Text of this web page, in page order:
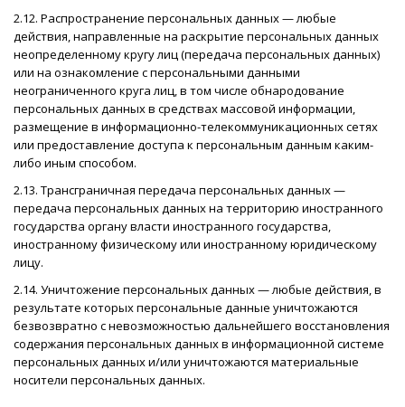
2.12. Распространение персональных данных — любые
действия, направленные на раскрытие персональных данных
неопределенному кругу лиц (передача персональных данных)
или на ознакомление с персональными данными
неограниченного круга лиц, в том числе обнародование
персональных данных в средствах массовой информации,
размещение в информационно-телекоммуникационных сетях
или предоставление доступа к персональным данным каким-
либо иным способом.
2.13. Трансграничная передача персональных данных —
передача персональных данных на территорию иностранного
государства органу власти иностранного государства,
иностранному физическому или иностранному юридическому
лицу.
2.14. Уничтожение персональных данных — любые действия, в
результате которых персональные данные уничтожаются
безвозвратно с невозможностью дальнейшего восстановления
содержания персональных данных в информационной системе
персональных данных и/или уничтожаются материальные
носители персональных данных.